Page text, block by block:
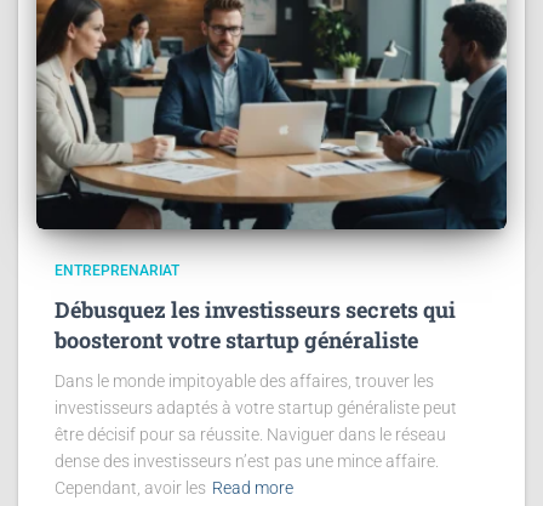
ENTREPRENARIAT
Débusquez les investisseurs secrets qui
boosteront votre startup généraliste
Dans le monde impitoyable des affaires, trouver les
investisseurs adaptés à votre startup généraliste peut
être décisif pour sa réussite. Naviguer dans le réseau
dense des investisseurs n’est pas une mince affaire.
Cependant, avoir les Read more